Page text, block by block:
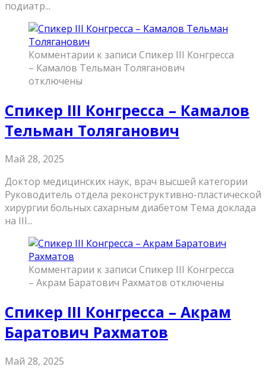
подиатр...
Комментарии к записи Спикер III Конгресса
– Камалов Тельман Толяганович
отключены
Спикер III Конгресса – Камалов
Тельман Толяганович
Май 28, 2025
Доктор медицинских наук, врач высшей категории
Руководитель отдела реконструктивно-пластической
хирургии больных сахарным диабетом Тема доклада
на III...
Комментарии к записи Спикер III Конгресса
– Акрам Баратович Рахматов отключены
Спикер III Конгресса – Акрам
Баратович Рахматов
Май 28, 2025